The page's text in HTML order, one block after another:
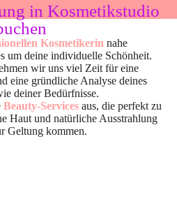
in Kosmetikstudio
Kosmetikerin nahe
um deine individuelle Schönheit.
wir uns viel Zeit für eine
eine gründliche Analyse deines
deiner Bedürfnisse.
Beauty-Services aus, die perfekt zu
Haut und natürliche Ausstrahlung
Geltung kommen.